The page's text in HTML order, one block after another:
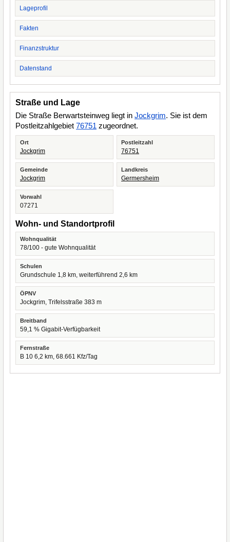
Lageprofil
Fakten
Finanzstruktur
Datenstand
Straße und Lage
Die Straße Berwartsteinweg liegt in Jockgrim. Sie ist dem
Postleitzahlgebiet 76751 zugeordnet.
Ort
Jockgrim
Postleitzahl
76751
Gemeinde
Jockgrim
Landkreis
Germersheim
Vorwahl
07271
Wohn- und Standortprofil
Wohnqualität
78/100 - gute Wohnqualität
Schulen
Grundschule 1,8 km, weiterführend 2,6 km
ÖPNV
Jockgrim, Trifelsstraße 383 m
Breitband
59,1 % Gigabit-Verfügbarkeit
Fernstraße
B 10 6,2 km, 68.661 Kfz/Tag